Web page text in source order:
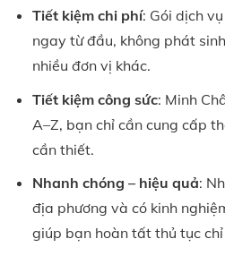
Tiết kiệm chi phí: Gói dịch
ngay từ đầu, không phát
nhiều đơn vị khác.
Tiết kiệm công sức: Minh
A–Z, bạn chỉ cần cung cấp
cần thiết.
Nhanh chóng – hiệu quả:
địa phương và có kinh
giúp bạn hoàn tất thủ tục